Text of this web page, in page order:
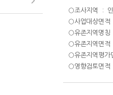
○조사지역 :
○사업대상면
○유존지역명
○유존지역면
○유존지역평
○영향검토면